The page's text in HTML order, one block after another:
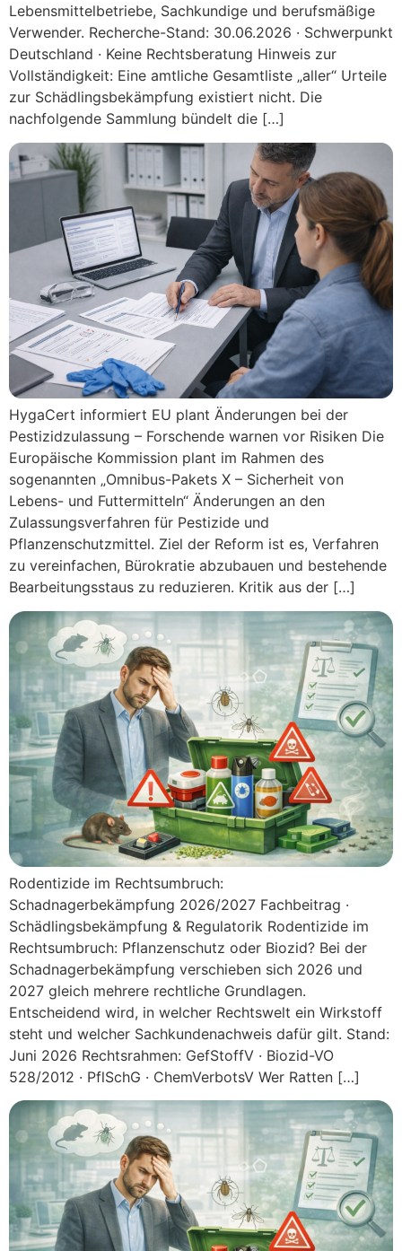
Lebensmittelbetriebe, Sachkundige und berufsmäßige
Verwender. Recherche-Stand: 30.06.2026 · Schwerpunkt
Deutschland · Keine Rechtsberatung Hinweis zur
Vollständigkeit: Eine amtliche Gesamtliste „aller“ Urteile
zur Schädlingsbekämpfung existiert nicht. Die
nachfolgende Sammlung bündelt die […]
HygaCert informiert EU plant Änderungen bei der
Pestizidzulassung – Forschende warnen vor Risiken Die
Europäische Kommission plant im Rahmen des
sogenannten „Omnibus-Pakets X – Sicherheit von
Lebens- und Futtermitteln“ Änderungen an den
Zulassungsverfahren für Pestizide und
Pflanzenschutzmittel. Ziel der Reform ist es, Verfahren
zu vereinfachen, Bürokratie abzubauen und bestehende
Bearbeitungsstaus zu reduzieren. Kritik aus der […]
Rodentizide im Rechtsumbruch:
Schadnagerbekämpfung 2026/2027 Fachbeitrag ·
Schädlingsbekämpfung & Regulatorik Rodentizide im
Rechtsumbruch: Pflanzenschutz oder Biozid? Bei der
Schadnagerbekämpfung verschieben sich 2026 und
2027 gleich mehrere rechtliche Grundlagen.
Entscheidend wird, in welcher Rechtswelt ein Wirkstoff
steht und welcher Sachkundenachweis dafür gilt. Stand:
Juni 2026 Rechtsrahmen: GefStoffV · Biozid-VO
528/2012 · PflSchG · ChemVerbotsV Wer Ratten […]